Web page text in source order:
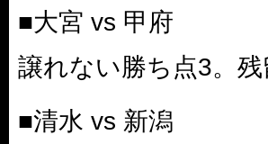
■大宮 vs 甲府
譲れない勝ち点3。残
■清水 vs 新潟